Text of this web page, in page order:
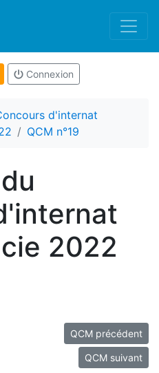
Connexion
d'internat
QCM n°19
2022
QCM précédent
QCM suivant